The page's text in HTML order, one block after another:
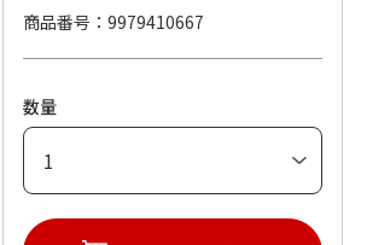
商品番号
9979410667
数量